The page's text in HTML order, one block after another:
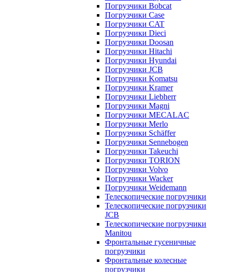
Погрузчики Bobcat
Погрузчики Case
Погрузчики CAT
Погрузчики Dieci
Погрузчики Doosan
Погрузчики Hitachi
Погрузчики Hyundai
Погрузчики JCB
Погрузчики Komatsu
Погрузчики Kramer
Погрузчики Liebherr
Погрузчики Magni
Погрузчики MECALAC
Погрузчики Merlo
Погрузчики Schäffer
Погрузчики Sennebogen
Погрузчики Takeuchi
Погрузчики TORION
Погрузчики Volvo
Погрузчики Wacker
Погрузчики Weidemann
Телескопические погрузчики
Телескопические погрузчики
JCB
Телескопические погрузчики
Manitou
Фронтальные гусеничные
погрузчики
Фронтальные колесные
погрузчики